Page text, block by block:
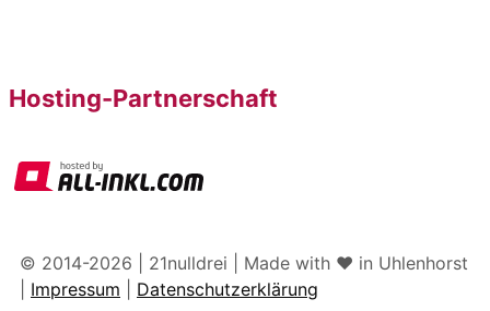
Hosting-Partnerschaft
© 2014-2026 | 21nulldrei | Made with ♥️ in Uhlenhorst
Impressum Datenschutzerklärung